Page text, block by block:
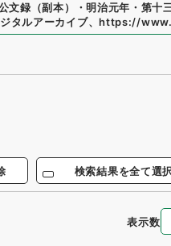
文録（副本）・明治元年・第十
タルアーカイブ、https://
検索結果を全て選
表示数